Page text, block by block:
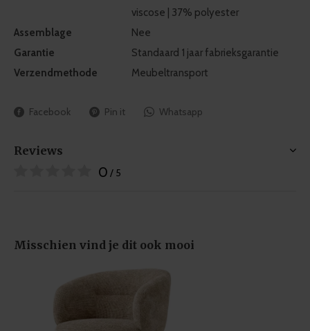
viscose | 37% polyester
Assemblage
Nee
Garantie
Standaard 1 jaar fabrieksgarantie
Verzendmethode
Meubeltransport
Facebook Pin it Whatsapp
Reviews
0 / 5
Misschien vind je dit ook mooi